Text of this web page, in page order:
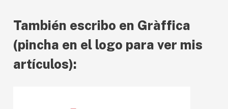
t
o
r
También escribo en Gràffica
(pincha en el logo para ver mis
artículos):